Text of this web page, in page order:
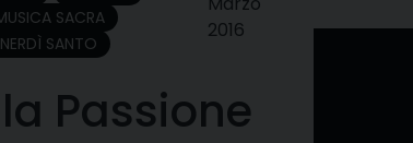
SACRA
SANTO
2016
Passione